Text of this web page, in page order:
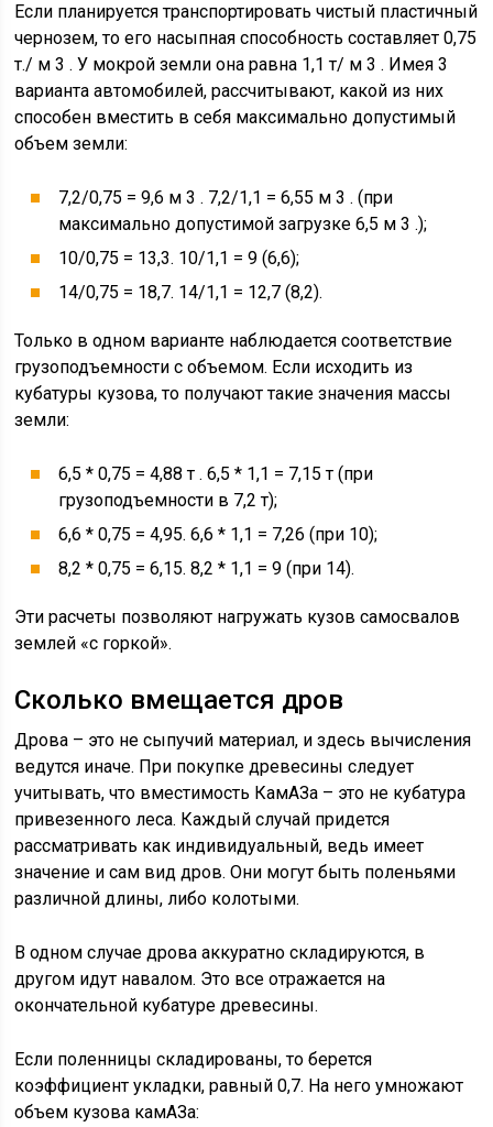
Если планируется транспортировать чистый пластичный
чернозем, то его насыпная способность составляет 0,75
т./ м 3 . У мокрой земли она равна 1,1 т/ м 3 . Имея 3
варианта автомобилей, рассчитывают, какой из них
способен вместить в себя максимально допустимый
объем земли:
7,2/0,75 = 9,6 м 3 . 7,2/1,1 = 6,55 м 3 . (при
максимально допустимой загрузке 6,5 м 3 .);
10/0,75 = 13,3. 10/1,1 = 9 (6,6);
14/0,75 = 18,7. 14/1,1 = 12,7 (8,2).
Только в одном варианте наблюдается соответствие
грузоподъемности с объемом. Если исходить из
кубатуры кузова, то получают такие значения массы
земли:
6,5 * 0,75 = 4,88 т . 6,5 * 1,1 = 7,15 т (при
грузоподъемности в 7,2 т);
6,6 * 0,75 = 4,95. 6,6 * 1,1 = 7,26 (при 10);
8,2 * 0,75 = 6,15. 8,2 * 1,1 = 9 (при 14).
Эти расчеты позволяют нагружать кузов самосвалов
землей «с горкой».
Сколько вмещается дров
Дрова – это не сыпучий материал, и здесь вычисления
ведутся иначе. При покупке древесины следует
учитывать, что вместимость КамАЗа – это не кубатура
привезенного леса. Каждый случай придется
рассматривать как индивидуальный, ведь имеет
значение и сам вид дров. Они могут быть поленьями
различной длины, либо колотыми.
В одном случае дрова аккуратно складируются, в
другом идут навалом. Это все отражается на
окончательной кубатуре древесины.
Если поленницы складированы, то берется
коэффициент укладки, равный 0,7. На него умножают
объем кузова камАЗа: